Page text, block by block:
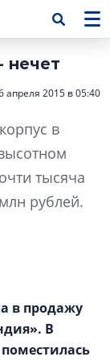
нечет
апреля 2015 в 05:40
в
тысяча
рублей.
в продажу
В